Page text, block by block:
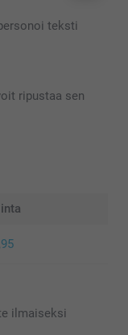
teksti
ripustaa sen
ilmaiseksi